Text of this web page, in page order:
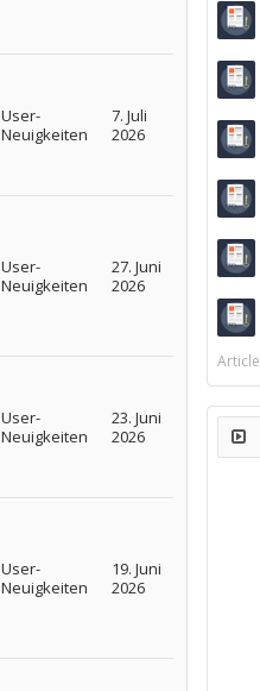
User-
Neuigkeiten
7. Juli
2026
User-
Neuigkeiten
27. Juni
2026
User-
Neuigkeiten
23. Juni
2026
User-
Neuigkeiten
19. Juni
2026
Article